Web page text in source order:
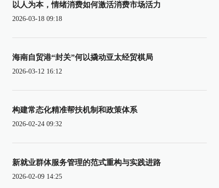
以人为本，情绪消费如何激活消费市场活力
2026-03-18 09:18
海南自贸港“封关”何以撬动亚太经贸棋局
2026-03-12 16:12
构建常态化精准帮扶机制和政策体系
2026-02-24 09:32
新就业群体服务管理的范式重构与实践进路
2026-02-09 14:25